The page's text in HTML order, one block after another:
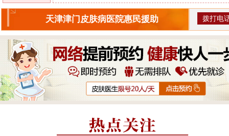
天津津门皮肤病医院惠民援助 拨打电